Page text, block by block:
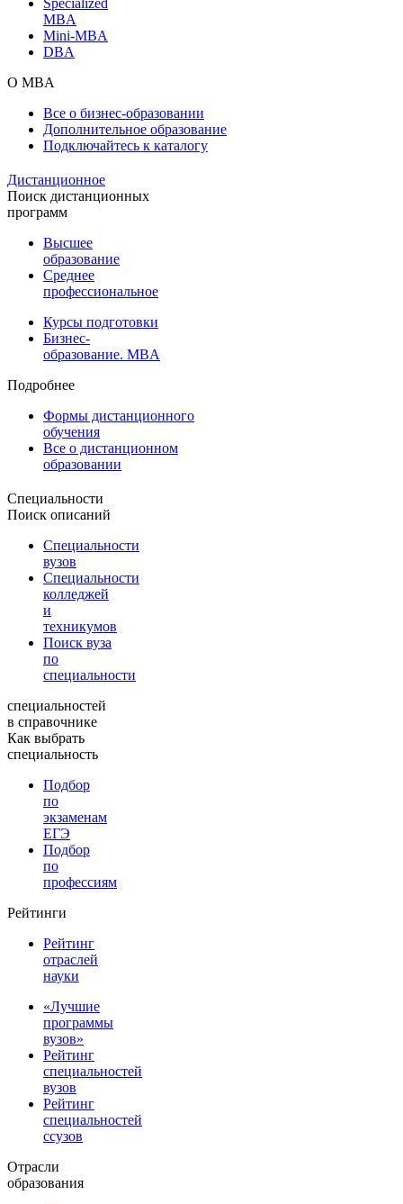
MBA
Mini-MBA
DBA
О MBA
Все о бизнес-образовании
Дополнительное образование
Подключайтесь к каталогу
Дистанционное
Поиск дистанционных
программ
Высшее
образование
Среднее
профессиональное
Курсы подготовки
Бизнес-
образование. MBA
Подробнее
Формы дистанционного
обучения
Все о дистанционном
образовании
Специальности
Поиск описаний
Специальности
вузов
Специальности
колледжей
и
техникумов
Поиск вуза
по
специальности
специальностей
в справочнике
Как выбрать
специальность
Подбор
по
экзаменам
ЕГЭ
Подбор
по
профессиям
Рейтинги
Рейтинг
отраслей
науки
«Лучшие
программы
вузов»
Рейтинг
специальностей
вузов
Рейтинг
специальностей
ссузов
Отрасли
образования